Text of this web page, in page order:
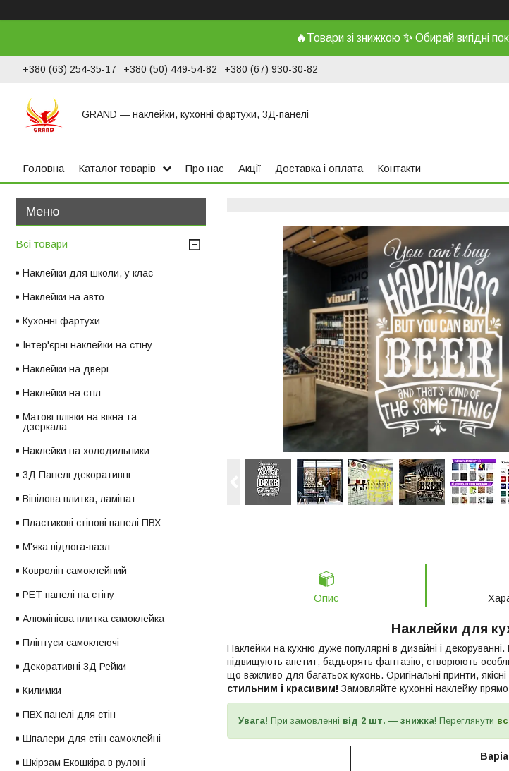
🔥Товари зі знижкою ✨Обирай вигідні
+380 (63) 254-35-17 +380 (50) 449-54-82 +380 (67) 930-30-82
GRAND ― наклейки, кухонні фартухи, 3Д-панелі
Головна Каталог товарів Про нас Акції Доставка і оплата Контакти
Опис
Наклейки для
Наклейки на кухню дуже популярні в дизайні і
підвищують апетит, бадьорять фантазію, створюють
що важливо для багатьох кухонь. Оригінальні принти,
стильним і красивим! Замовляйте кухонні наклейку
Увага! При замовленні від 2 шт. — знижка! Переглянути
Всі товари
Наклейки для школи, у клас
Наклейки на авто
Кухонні фартухи
Інтер'єрні наклейки на стіну
Наклейки на двері
Наклейки на стіл
Матові плівки на вікна та
дзеркала
Наклейки на холодильники
3Д Панелі декоративні
Вінілова плитка, ламінат
Пластикові стінові панелі ПВХ
М'яка підлога-пазл
Ковролін самоклейний
PET панелі на стіну
Алюмінієва плитка самоклейка
Плінтуси самоклеючі
Декоративні 3Д Рейки
Килимки
ПВХ панелі для стін
Шпалери для стін самоклейні
Шкірзам Екошкіра в рулоні